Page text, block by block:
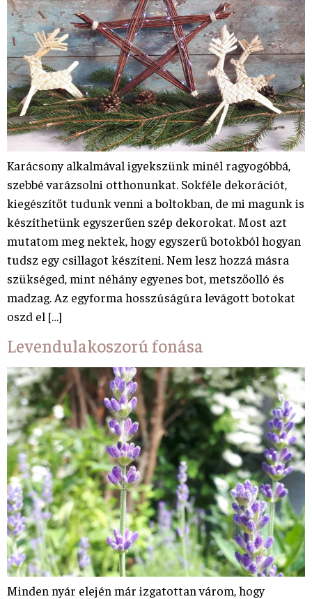
Karácsony alkalmával igyekszünk minél ragyogóbbá,
szebbé varázsolni otthonunkat. Sokféle dekorációt,
kiegészítőt tudunk venni a boltokban, de mi magunk is
készíthetünk egyszerűen szép dekorokat. Most azt
mutatom meg nektek, hogy egyszerű botokból hogyan
tudsz egy csillagot készíteni. Nem lesz hozzá másra
szükséged, mint néhány egyenes bot, metszőolló és
madzag. Az egyforma hosszúságúra levágott botokat
oszd el […]
Levendulakoszorú fonása
Minden nyár elején már izgatottan várom, hogy